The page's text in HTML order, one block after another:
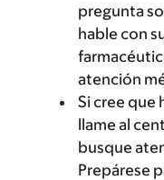
pregunta
hable con
atención
Si cree que
llame al
busque
Prepárese